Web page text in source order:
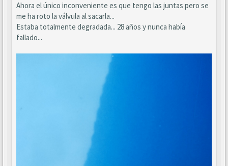
Ahora el único inconveniente es que tengo las juntas pero se
me ha roto la válvula al sacarla...
Estaba totalmente degradada... 28 años y nunca había
fallado...